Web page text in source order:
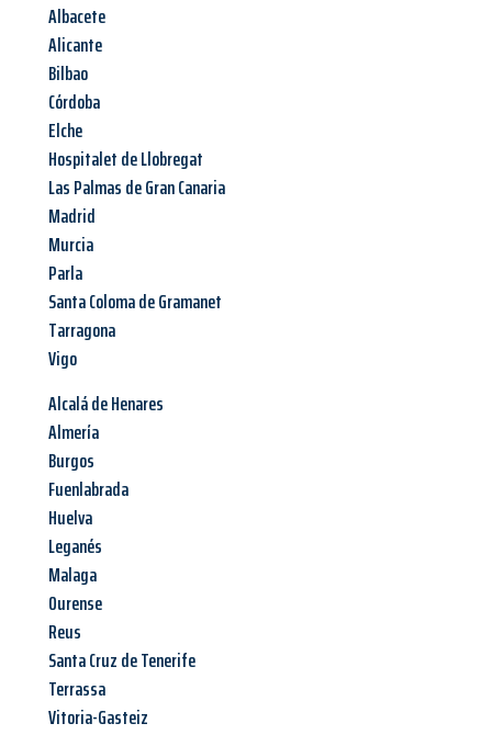
Albacete
Alicante
Bilbao
Córdoba
Elche
Hospitalet de Llobregat
Las Palmas de Gran Canaria
Madrid
Murcia
Parla
Santa Coloma de Gramanet
Tarragona
Vigo
Alcalá de Henares
Almería
Burgos
Fuenlabrada
Huelva
Leganés
Malaga
Ourense
Reus
Santa Cruz de Tenerife
Terrassa
Vitoria-Gasteiz